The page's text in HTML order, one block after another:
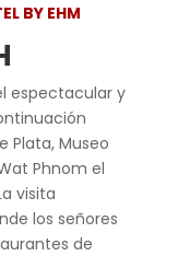
BY EHM
espectacular y
Plata, Museo
Phnom el
visita
los señores
de